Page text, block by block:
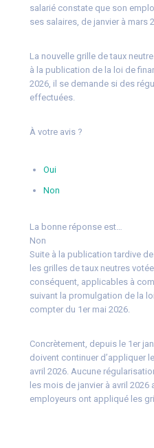
salarié constate que son
ses salaires, de janvier à mars
La nouvelle grille de taux
à la publication de la loi de
2026, il se demande si des
effectuées.
À votre avis ?
Oui
Non
La bonne réponse est…
Non
Suite à la publication tardive
les grilles de taux neutres
conséquent, applicables à
suivant la promulgation de la
compter du 1er mai 2026.
Concrètement, depuis le 1er
doivent continuer d’appliquer
avril 2026. Aucune
les mois de janvier à avril
employeurs ont appliqué les